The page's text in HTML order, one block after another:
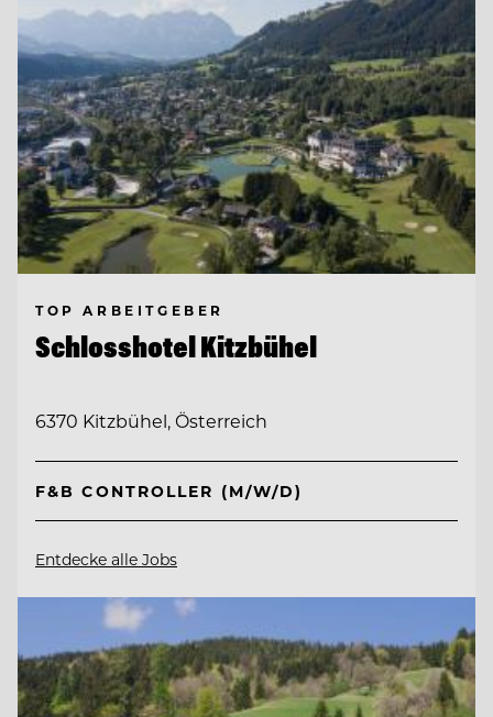
TOP ARBEITGEBER
Schlosshotel Kitzbühel
6370 Kitzbühel, Österreich
F&B CONTROLLER (M/W/D)
Entdecke alle Jobs